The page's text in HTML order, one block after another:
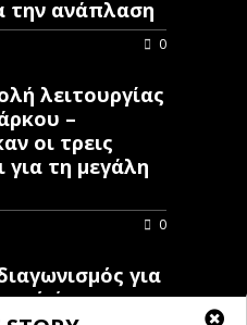
την ανάπλαση
0
λειτουργίας
–
οι τρεις
για τη μεγάλη
0
για
έργο στη